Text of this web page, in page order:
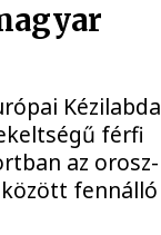
Kézilabda
férfi
az orosz-
fennálló